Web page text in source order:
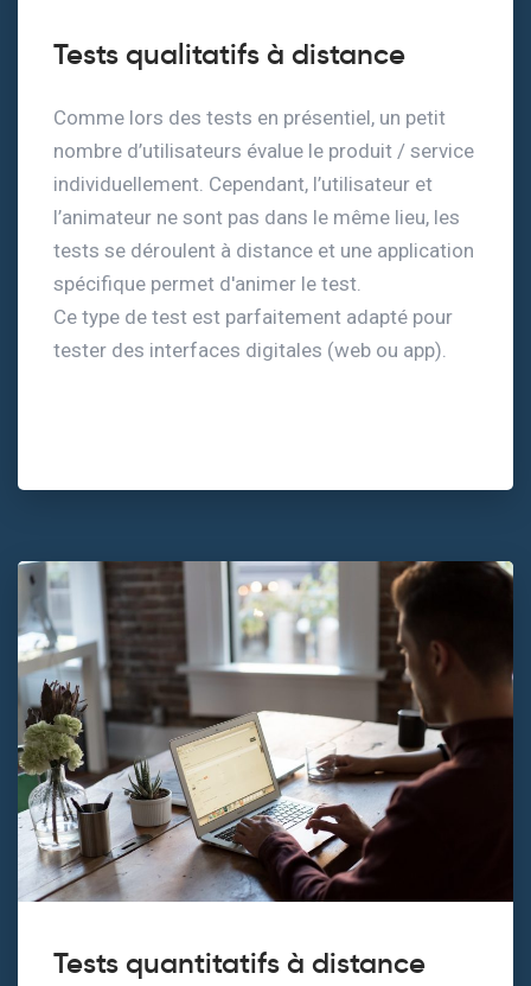
Tests qualitatifs à distance
Comme lors des tests en présentiel, un petit
nombre d’utilisateurs évalue le produit / service
individuellement. Cependant, l’utilisateur et
l’animateur ne sont pas dans le même lieu, les
tests se déroulent à distance et une application
spécifique permet d'animer le test.
Ce type de test est parfaitement adapté pour
tester des interfaces digitales (web ou app).
Tests quantitatifs à distance